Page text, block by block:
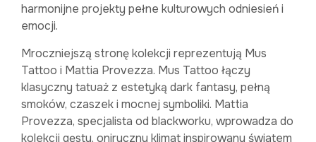
harmonijne projekty pełne kulturowych odniesień i
emocji.
Mroczniejszą stronę kolekcji reprezentują Mus
Tattoo i Mattia Provezza. Mus Tattoo łączy
klasyczny tatuaż z estetyką dark fantasy, pełną
smoków, czaszek i mocnej symboliki. Mattia
Provezza, specjalista od blackworku, wprowadza do
kolekcji gęsty, oniryczny klimat inspirowany światem